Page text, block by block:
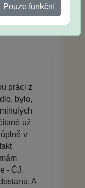
Pouze funkční
práci z
bylo,
už
v
- ČJ.
A